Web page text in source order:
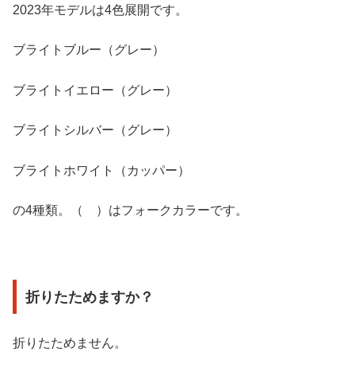
2023年モデルは4色展開です。
ブライトブルー（グレー）
ブライトイエロー（グレー）
ブライトシルバー（グレー）
ブライトホワイト（カッパー）
の4種類。（ ）はフォークカラーです。
折りたためますか？
折りたためません。